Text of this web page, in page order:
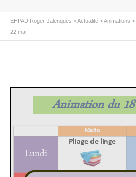
EHPAD Roger Jalenques >Actualité >Animations >
22 mai